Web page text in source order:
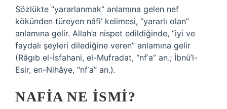
Sözlükte “yararlanmak” anlamına gelen nef
kökünden türeyen nâfi’ kelimesi, “yararlı olan”
anlamına gelir. Allah’a nispet edildiğinde, “iyi ve
faydalı şeyleri dilediğine veren” anlamına gelir
(Râgıb el-İsfahani, el-Mufradat, “nfʿa” an.; İbnü’l-
Esir, en-Nihâye, “nfʿa” an.).
NAFIA NE ISMI?